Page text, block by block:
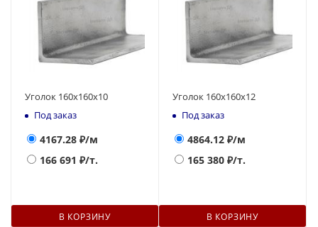
Уголок 160х160х10
Под заказ
4167.28 ₽/м
166 691 ₽/т.
В КОРЗИНУ
Уголок 160х160x12
Под заказ
4864.12 ₽/м
165 380 ₽/т.
В КОРЗИНУ